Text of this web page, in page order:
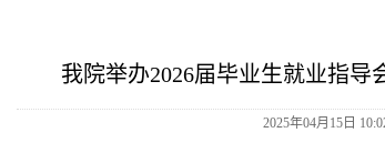
我院举办2026届毕业生就业指
2025年04月15日